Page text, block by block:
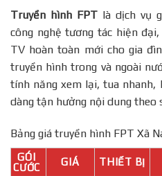
Truyền hình FPT là dịch vụ
công nghệ tương tác hiện
TV hoàn toàn mới cho gia
truyền hình trong và ngoài
tính năng xem lại, tua nhanh,
dàng tận hưởng nội dung theo
Bảng giá truyền hình FPT Xã
GÓI
CƯỚC
GIÁ THIẾT BỊ